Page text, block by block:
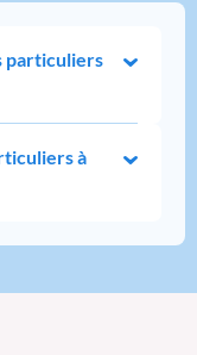
particuliers
à